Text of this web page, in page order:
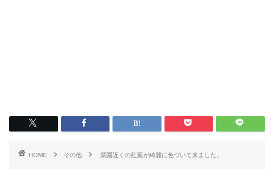
HOME その他 菜園近くの紅葉が綺麗に色づいて来ました。